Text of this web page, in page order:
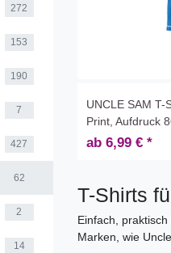
272
153
190
7
427
62
2
14
UNCLE SAM T-
Print, Aufdruck
ab 6,99 € *
T-Shirts
Einfach,
Marken, wie